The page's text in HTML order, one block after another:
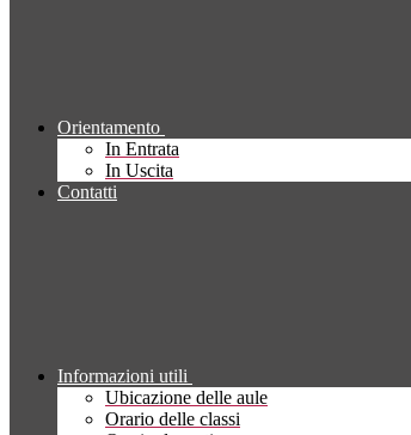
Orientamento
In Entrata
In Uscita
Contatti
Informazioni utili
Ubicazione delle aule
Orario delle classi